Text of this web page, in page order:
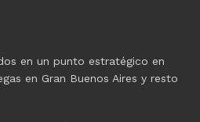
en un punto estratégico en
en Gran Buenos Aires y resto